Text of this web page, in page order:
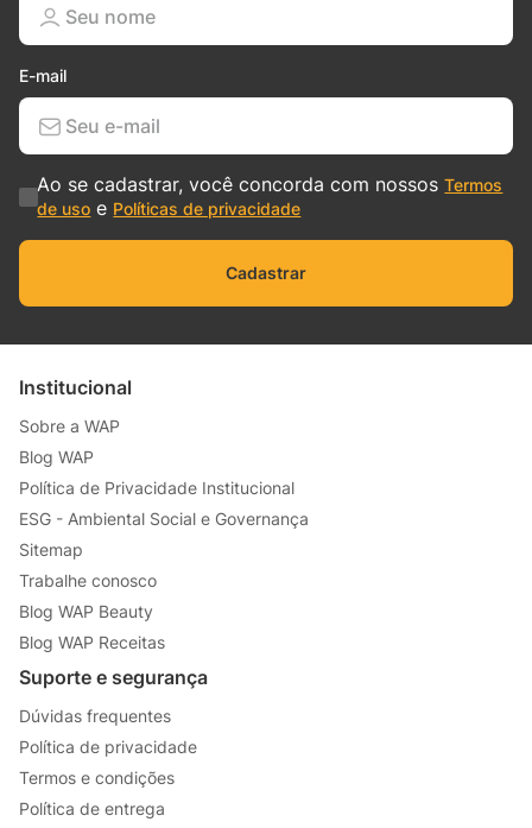
E-mail
Ao se cadastrar, você concorda com nossosTermos
de uso e Políticas de privacidade
Cadastrar
Institucional
Sobre a WAP
Blog WAP
Política de Privacidade Institucional
ESG - Ambiental Social e Governança
Sitemap
Trabalhe conosco
Blog WAP Beauty
Blog WAP Receitas
Suporte e segurança
Dúvidas frequentes
Política de privacidade
Termos e condições
Política de entrega